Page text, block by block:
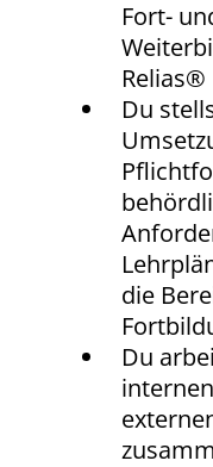
Fort-
Relias®
Du
die
Du